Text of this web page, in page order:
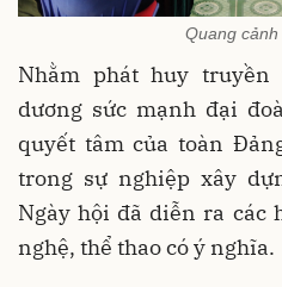
Quang
Nhằm phát huy
dương sức mạnh đại
quyết tâm của toàn
trong sự nghiệp xây
Ngày hội đã diễn ra các
nghệ, thể thao có ý nghĩa.